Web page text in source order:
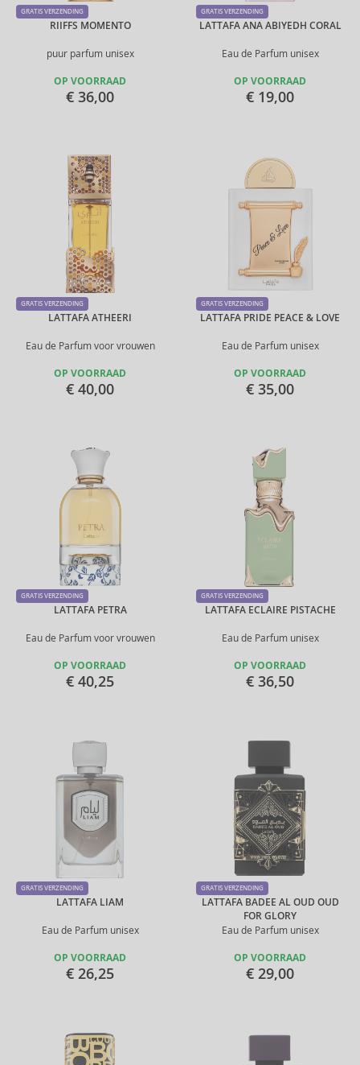
RIIFFS MOMENTO
puur parfum unisex
GRATIS VERZENDING
OP VOORRAAD
€ 36,00
LATTAFA ANA ABIYEDH CORAL
Eau de Parfum unisex
GRATIS VERZENDING
OP VOORRAAD
€ 19,00
LATTAFA ATHEERI
Eau de Parfum voor vrouwen
GRATIS VERZENDING
OP VOORRAAD
€ 40,00
LATTAFA PRIDE PEACE & LOVE
Eau de Parfum unisex
GRATIS VERZENDING
OP VOORRAAD
€ 35,00
LATTAFA PETRA
Eau de Parfum voor vrouwen
GRATIS VERZENDING
OP VOORRAAD
€ 40,25
LATTAFA ECLAIRE PISTACHE
Eau de Parfum unisex
GRATIS VERZENDING
OP VOORRAAD
€ 36,50
LATTAFA LIAM
Eau de Parfum unisex
GRATIS VERZENDING
OP VOORRAAD
€ 26,25
LATTAFA BADEE AL OUD OUD
FOR GLORY
Eau de Parfum unisex
GRATIS VERZENDING
OP VOORRAAD
€ 29,00